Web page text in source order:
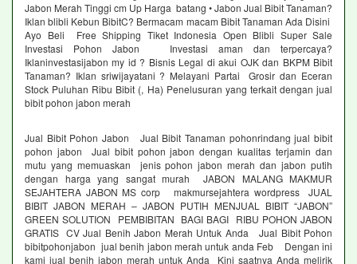
Jabon Merah Tinggi cm Up Harga batang • Jabon Jual Bibit Tanaman?
Iklan blibli Kebun BibitC? Bermacam macam Bibit Tanaman Ada Disini
Ayo Beli Free Shipping Tiket Indonesia Open Blibli Super Sale
Investasi Pohon Jabon Investasi aman dan terpercaya?
Iklaninvestasijabon my id ? Bisnis Legal di akui OJK dan BKPM Bibit
Tanaman? Iklan sriwijayatani ? Melayani Partai Grosir dan Eceran
Stock Puluhan Ribu Bibit (, Ha) Penelusuran yang terkait dengan jual
bibit pohon jabon merah
Jual Bibit Pohon Jabon Jual Bibit Tanaman pohonrindang jual bibit
pohon jabon Jual bibit pohon jabon dengan kualitas terjamin dan
mutu yang memuaskan jenis pohon jabon merah dan jabon putih
dengan harga yang sangat murah JABON MALANG MAKMUR
SEJAHTERA JABON MS corp makmursejahtera wordpress JUAL
BIBIT JABON MERAH – JABON PUTIH MENJUAL BIBIT “JABON”
GREEN SOLUTION PEMBIBITAN BAGI BAGI RIBU POHON JABON
GRATIS CV Jual Benih Jabon Merah Untuk Anda Jual Bibit Pohon
bibitpohonjabon jual benih jabon merah untuk anda Feb Dengan ini
kami jual benih jabon merah untuk Anda Kini saatnya Anda melirik